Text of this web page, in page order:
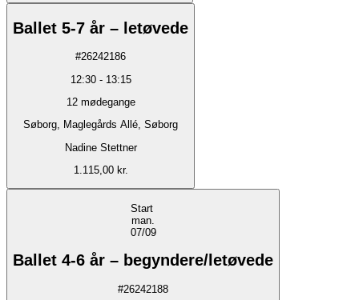
Ballet 5-7 år – letøvede
#26242186
12:30- 13:15
12 mødegange
Søborg, Maglegårds Allé, Søborg
Nadine Stettner
1.115,00 kr.
Start
man.
07/09
Ballet 4-6 år – begyndere/letøvede
#26242188